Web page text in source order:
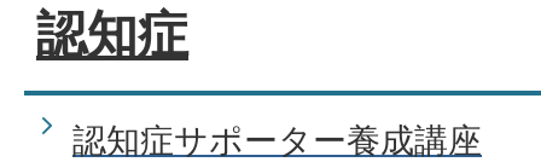
認知症
認知症サポーター養成講座